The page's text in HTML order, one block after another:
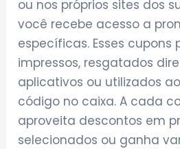
ou nos próprios sites dos
você recebe acesso a
específicas. Esses cupons
impressos, resgatados
aplicativos ou utilizados
código no caixa. A cada
aproveita descontos em
selecionados ou ganha